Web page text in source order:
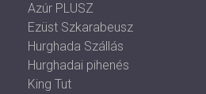
Azúr PLUSZ
Ezüst Szkarabeusz
Hurghada Szállás
Hurghadai pihenés
King Tut